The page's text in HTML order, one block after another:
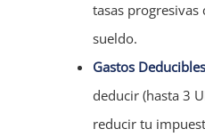
tasas
sueldo.
Gastos Deducibles
deducir (hasta 3
reducir tu